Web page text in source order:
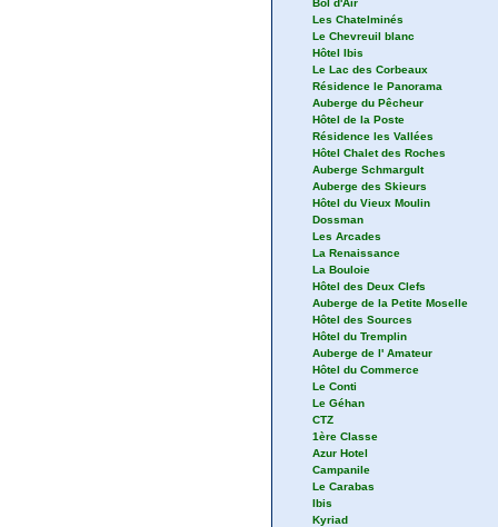
Bol d'Air
Les Chatelminés
Le Chevreuil blanc
Hôtel Ibis
Le Lac des Corbeaux
Résidence le Panorama
Auberge du Pêcheur
Hôtel de la Poste
Résidence les Vallées
Hôtel Chalet des Roches
Auberge Schmargult
Auberge des Skieurs
Hôtel du Vieux Moulin
Dossman
Les Arcades
La Renaissance
La Bouloie
Hôtel des Deux Clefs
Auberge de la Petite Moselle
Hôtel des Sources
Hôtel du Tremplin
Auberge de l' Amateur
Hôtel du Commerce
Le Conti
Le Géhan
CTZ
1ère Classe
Azur Hotel
Campanile
Le Carabas
Ibis
Kyriad